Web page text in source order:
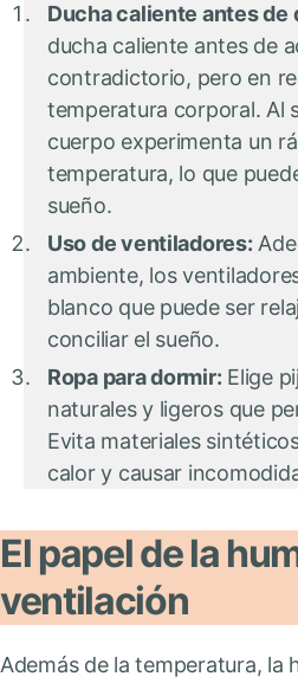
Ducha caliente antes de
ducha caliente antes de
contradictorio, pero en
temperatura corporal. Al
cuerpo experimenta un
temperatura, lo que
sueño.
Uso de ventiladores:
ambiente, los
blanco que puede ser
conciliar el sueño.
Ropa para dormir: Elige
naturales y ligeros que
Evita materiales
calor y causar
El papel de la
ventilación
Además de la temperatura, la